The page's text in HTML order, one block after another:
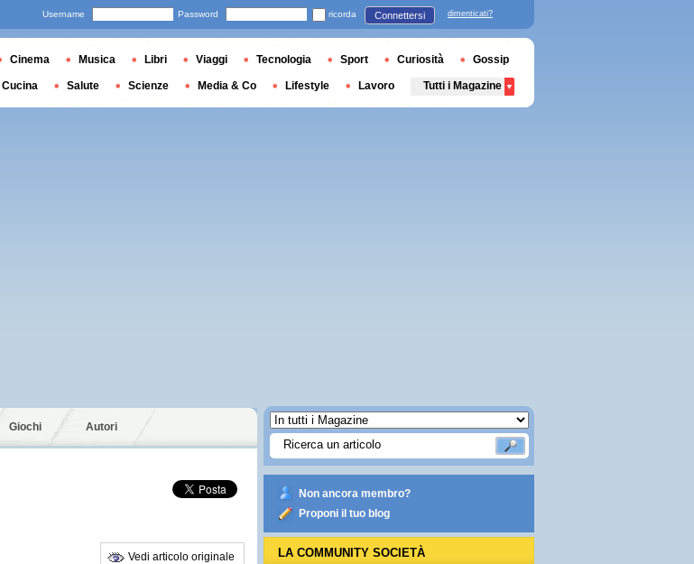
Giochi Autori
Vedi articolo originale
Non ancora membro?
Proponi il tuo blog
LA COMMUNITY SOCIETÀ
Username Password ricorda Connettersi dimenticati?
Cinema Musica Libri Viaggi Tecnologia Sport Curiosità Gossip
Cucina Salute Scienze Media & Co Lifestyle Lavoro Tutti i Magazine